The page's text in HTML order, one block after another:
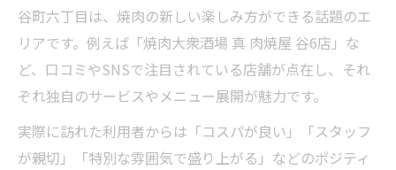
谷町六丁目は、焼肉の新しい楽しみ方ができる話題のエ
リアです。例えば「焼肉大衆酒場 真 肉焼屋 谷6店」な
ど、口コミやSNSで注目されている店舗が点在し、それ
ぞれ独自のサービスやメニュー展開が魅力です。
実際に訪れた利用者からは「コスパが良い」「スタッフ
が親切」「特別な雰囲気で盛り上がる」などのポジティ